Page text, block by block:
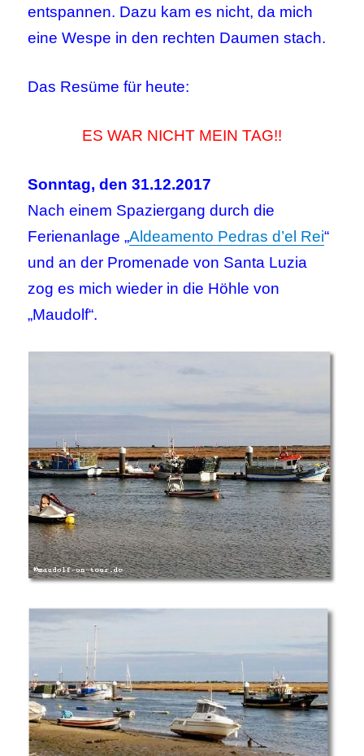
entspannen. Dazu kam es nicht, da mich
eine Wespe in den rechten Daumen stach.
Das Resüme für heute:
ES WAR NICHT MEIN TAG!!
Sonntag, den 31.12.2017
Nach einem Spaziergang durch die
Ferienanlage „Aldeamento Pedras d’el Rei“
und an der Promenade von Santa Luzia
zog es mich wieder in die Höhle von
„Maudolf“.